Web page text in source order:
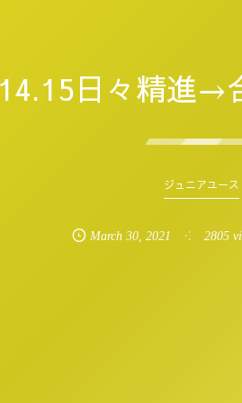
日々精進→
ジュニアユース
March 30, 2021 2805